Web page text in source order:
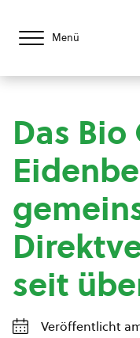
Menü
Das
seit
Veröffentlicht